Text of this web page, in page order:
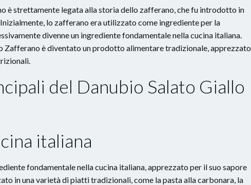
è strettamente legata alla storia dello zafferano, che fu introdotto in
lo zafferano era utilizzato come ingrediente per la
divenne un ingrediente fondamentale nella cucina italiana.
Zafferano è diventato un prodotto alimentare tradizionale, apprezzato
del Danubio Salato Giallo
italiana
fondamentale nella cucina italiana, apprezzato per il suo sapore
in una varietà di piatti tradizionali, come la pasta alla carbonara, la